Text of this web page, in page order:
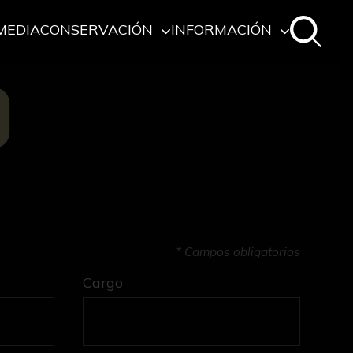
CONSERVACIÓN INFORMACIÓN
* Campos obligatorios
Cargo